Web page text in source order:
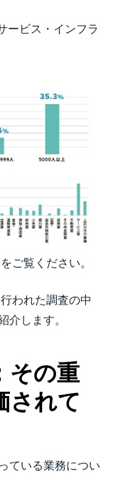
ービス・インフラ
をご覧ください。
われた調査の中
介します。
その重
されて
ている業務につい